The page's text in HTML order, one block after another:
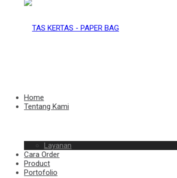
–
KERTAS
Home
Tentang Kami
Layanan
Cara Order
Product
Portofolio